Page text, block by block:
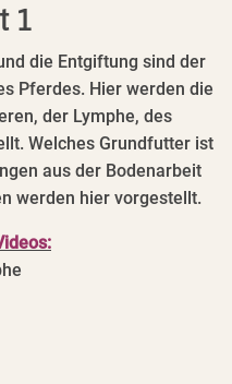
1
die Entgiftung sind der
Pferdes. Hier werden die
der Lymphe, des
Welches Grundfutter ist
aus der Bodenarbeit
werden hier vorgestellt.